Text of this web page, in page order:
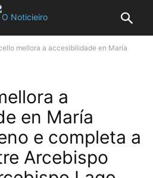
mellora a accesibilidade en María
a
en María
e completa a
Arcebispo